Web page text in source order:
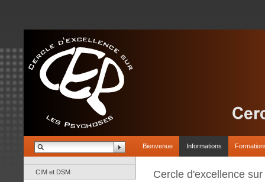
Bienvenue Informations
CIM et DSM
Cercle d'excellence